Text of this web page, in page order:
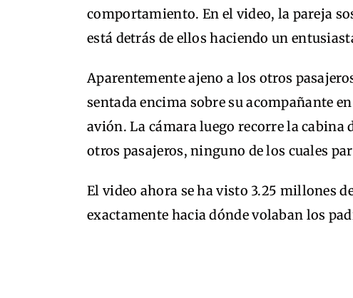
comportamiento. En el video, la pareja
está detrás de ellos haciendo un
Aparentemente ajeno a los otros
sentada encima sobre su acompañante
avión. La cámara luego recorre la cabina
otros pasajeros, ninguno de los cuales
El video ahora se ha visto 3.25 millones
exactamente hacia dónde volaban los